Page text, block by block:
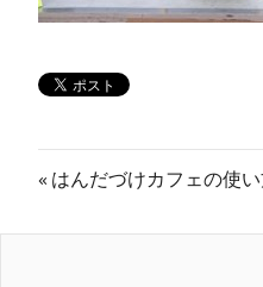
投
稿
前
はんだづけカフェの使